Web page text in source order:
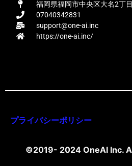
福岡県福岡市中央区大名2丁
07040342831
support@one-ai.inc
https://one-ai.inc/
プライバシーポリシー
©2019- 2024 OneAI Inc.